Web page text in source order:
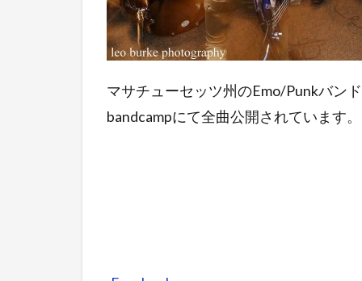
マサチューセッツ州のEmo/Punkバン
bandcampにて全曲公開されています。